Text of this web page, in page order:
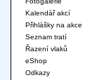
Kalendář akcí
Přihlášky na akce
Seznam tratí
Řazení vlaků
eShop
Odkazy